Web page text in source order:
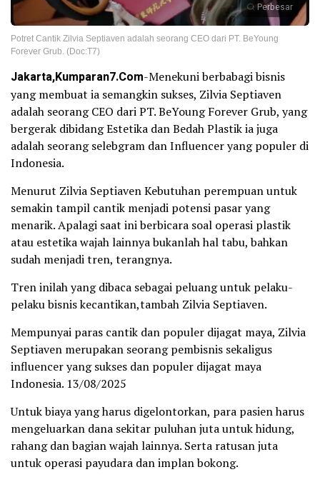
Perbesar
Potret Cantik Zilvia Septiaven adalah seorang CEO dari PT. BeYoung
Forever Grub. (Doc:T7)
Jakarta,Kumparan7.Com-Menekuni berbabagi bisnis
yang membuat ia semangkin sukses, Zilvia Septiaven
adalah seorang CEO dari PT. BeYoung Forever Grub, yang
bergerak dibidang Estetika dan Bedah Plastik ia juga
adalah seorang selebgram dan Influencer yang populer di
Indonesia.
Menurut Zilvia Septiaven Kebutuhan perempuan untuk
semakin tampil cantik menjadi potensi pasar yang
menarik. Apalagi saat ini berbicara soal operasi plastik
atau estetika wajah lainnya bukanlah hal tabu, bahkan
sudah menjadi tren, terangnya.
Tren inilah yang dibaca sebagai peluang untuk pelaku-
pelaku bisnis kecantikan,tambah Zilvia Septiaven.
Mempunyai paras cantik dan populer dijagat maya, Zilvia
Septiaven merupakan seorang pembisnis sekaligus
influencer yang sukses dan populer dijagat maya
Indonesia. 13/08/2025
Untuk biaya yang harus digelontorkan, para pasien harus
mengeluarkan dana sekitar puluhan juta untuk hidung,
rahang dan bagian wajah lainnya. Serta ratusan juta
untuk operasi payudara dan implan bokong.